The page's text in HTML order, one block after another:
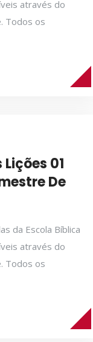
através do
Todos os
Lições 01
De
da Escola Bíblica
através do
Todos os